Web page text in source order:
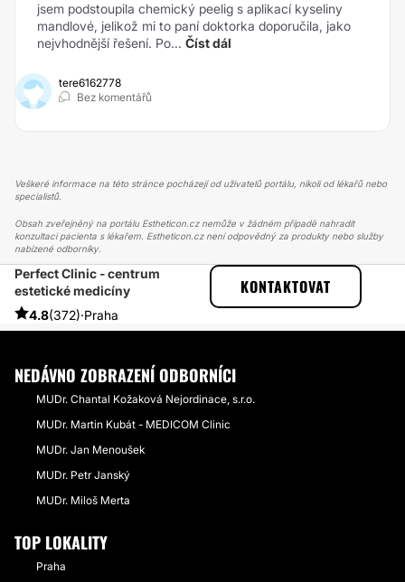
jsem podstoupila chemický peelig s aplikací kyseliny
mandlové, jelikož mi to paní doktorka doporučila, jako
nejvhodnější řešení. Po... Číst dál
tere6162778
Bez komentářů
Veškeré informace na této stránce pocházejí od uživatelů portálu, nikoli od lékařů nebo
specialistů.
Obsah zveřejněný na portálu Estheticon.cz nemůže v žádném případě nahradit
konzultaci pacienta s lékařem. Estheticon.cz není odpovědný za produkty nebo služby
nabízené odborníky.
Perfect Clinic - centrum
estetické medicíny
4.8(372)·Praha
KONTAKTOVAT
ESTHETICON
PŘÍBĚHY
PŘÍBĚHY TÝKAJÍCÍ SE ZÁKROKU OPERACE OČNÍCH VÍČEK
PROBLÉM S HORNÍMI VÍČKY
NEDÁVNO ZOBRAZENÍ ODBORNÍCI
MUDr. Chantal Kožaková Nejordinace, s.r.o.
MUDr. Martin Kubát - MEDICOM Clinic
MUDr. Jan Menoušek
MUDr. Petr Janský
MUDr. Miloš Merta
TOP LOKALITY
Praha